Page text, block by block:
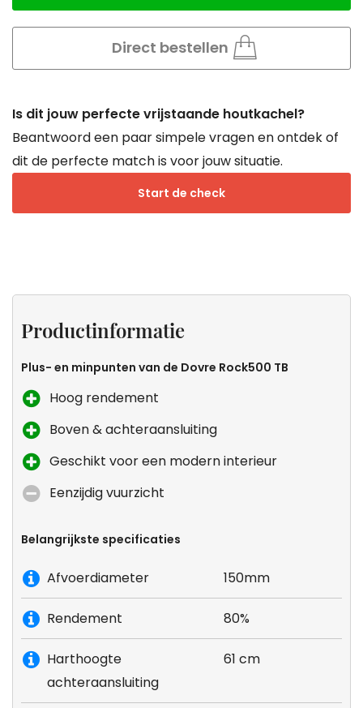
Direct bestellen
Is dit jouw perfecte vrijstaande houtkachel?
Beantwoord een paar simpele vragen en ontdek of
dit de perfecte match is voor jouw situatie.
Start de check
Productinformatie
Plus- en minpunten van de Dovre Rock500 TB
Hoog rendement
Boven & achteraansluiting
Geschikt voor een modern interieur
Eenzijdig vuurzicht
Belangrijkste specificaties
Afvoerdiameter 150mm
Rendement 80%
Harthoogte
achteraansluiting
61 cm